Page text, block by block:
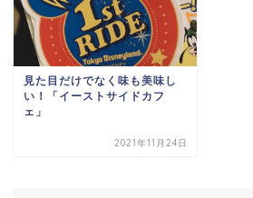
見た目だけでなく味も美味し
い！「イーストサイドカフ
ェ」
2021年11月24日